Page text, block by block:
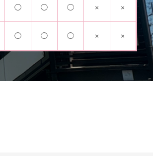
◯ ◯ ◯ × ×
◯ ◯ ◯ × ×